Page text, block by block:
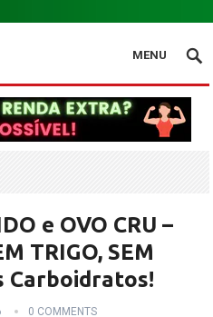
MENU
e OVO CRU –
TRIGO, SEM
Carboidratos!
0 COMMENTS